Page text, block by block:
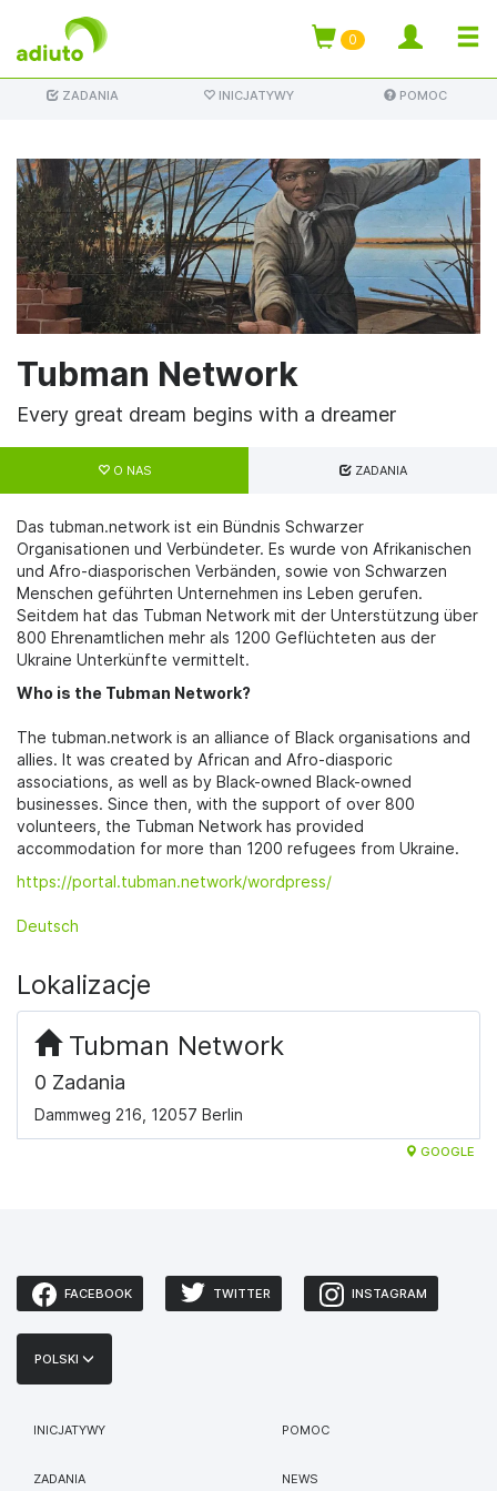
Przejdź
0
ZADANIA INICJATYWY POMOC
Tubman Network
Every great dream begins with a dreamer
Zakładki
podstawowe
O NAS ZADANIA
Das tubman.network ist ein Bündnis Schwarzer
Organisationen und Verbündeter. Es wurde von Afrikanischen
und Afro-diasporischen Verbänden, sowie von Schwarzen
Menschen geführten Unternehmen ins Leben gerufen.
Seitdem hat das Tubman Network mit der Unterstützung über
800 Ehrenamtlichen mehr als 1200 Geflüchteten aus der
Ukraine Unterkünfte vermittelt.
Who is the Tubman Network?
The tubman.network is an alliance of Black organisations and
allies. It was created by African and Afro-diasporic
associations, as well as by Black-owned Black-owned
businesses. Since then, with the support of over 800
volunteers, the Tubman Network has provided
accommodation for more than 1200 refugees from Ukraine.
https://portal.tubman.network/wordpress/
Deutsch
Lokalizacje
Tubman Network
0 Zadania
Dammweg 216, 12057 Berlin
GOOGLE
FACEBOOK TWITTER INSTAGRAM
POLSKI
INICJATYWY
ZADANIA
POMOC
NEWS